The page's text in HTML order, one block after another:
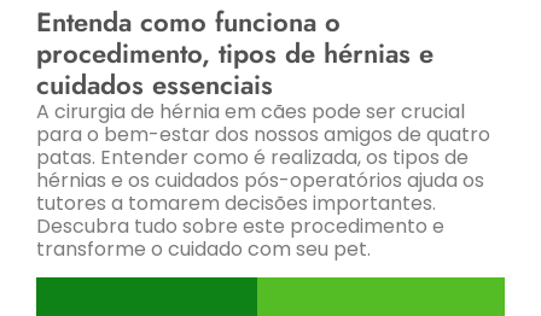
Entenda como funciona o
procedimento, tipos de hérnias e
cuidados essenciais
A cirurgia de hérnia em cães pode ser crucial
para o bem-estar dos nossos amigos de quatro
patas. Entender como é realizada, os tipos de
hérnias e os cuidados pós-operatórios ajuda os
tutores a tomarem decisões importantes.
Descubra tudo sobre este procedimento e
transforme o cuidado com seu pet.